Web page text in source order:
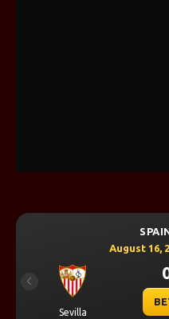
August 16,
Sevilla
Previous